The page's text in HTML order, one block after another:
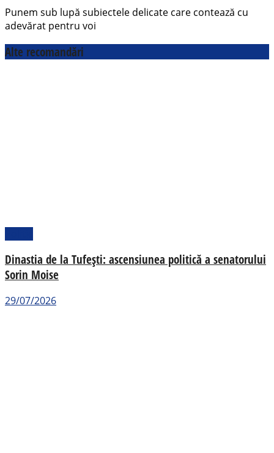
Punem sub lupă subiectele delicate care contează cu
adevărat pentru voi
Alte recomandări
Dinastia de la Tufești: ascensiunea politică a senatorului
Sorin Moise
29/07/2026